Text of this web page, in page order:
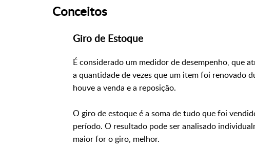
Conceitos
Giro de Estoque
É considerado um medidor de desempenho, que
a quantidade de vezes que um item foi renovado
houve a venda e a reposição.
O giro de estoque é a soma de tudo que foi
período. O resultado pode ser analisado
maior for o giro, melhor.